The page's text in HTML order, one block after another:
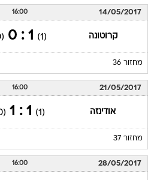
14/05/2017
16:00
קרוטונה (1)
1 : 0
(0)
מחזור 36
21/05/2017
16:00
אודינזה (1)
1 : 1
(0)
מחזור 37
28/05/2017
16:00